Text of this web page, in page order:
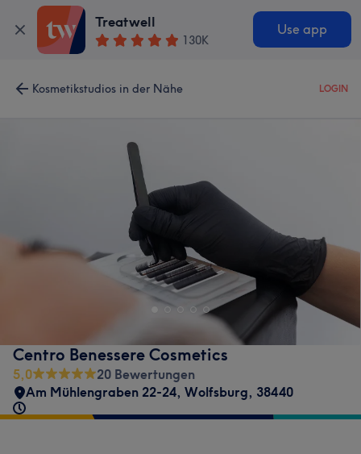
Treatwell
130K
Use app
Kosmetikstudios in der Nähe LOGIN
Centro Benessere Cosmetics
5,0
20 Bewertungen
Am Mühlengraben 22-24, Wolfsburg, 38440